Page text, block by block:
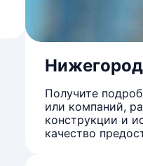
Получите
или компаний,
конструкции и
качество